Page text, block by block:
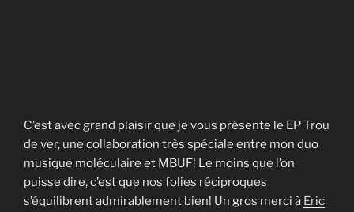
C’est avec grand plaisir que je vous présente le EP Trou
de ver, une collaboration très spéciale entre mon duo
musique moléculaire et MBUF! Le moins que l’on
puisse dire, c’est que nos folies réciproques
s’équilibrent admirablement bien! Un gros merci à Eric